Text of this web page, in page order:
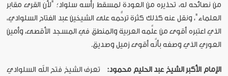
من نصائحه له، تحذيره من العودة لمسقط رأسه سلواد؛ "لأنّ القرى مقابر
العلماء"، ونقل عنه كذلك كثرة ترحُّمه على الشيخين عبد الفتاح السلوادي،
الذي اعتبره أقوى من علَّمه العربية والمنطق في المسجد الأقصى، وأمين
العوري الذي وصفه بأنَّه أقوى زميل وصديق.
الإمام الأكبر الشيخ عبد الحليم محمود: تعرف الشيخ فتح الله السلوادي